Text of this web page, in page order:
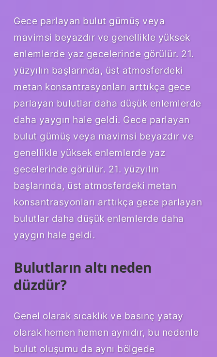
Gece parlayan bulut gümüş veya
mavimsi beyazdır ve genellikle yüksek
enlemlerde yaz gecelerinde görülür. 21.
yüzyılın başlarında, üst atmosferdeki
metan konsantrasyonları arttıkça gece
parlayan bulutlar daha düşük enlemlerde
daha yaygın hale geldi. Gece parlayan
bulut gümüş veya mavimsi beyazdır ve
genellikle yüksek enlemlerde yaz
gecelerinde görülür. 21. yüzyılın
başlarında, üst atmosferdeki metan
konsantrasyonları arttıkça gece parlayan
bulutlar daha düşük enlemlerde daha
yaygın hale geldi.
Bulutların altı neden
düzdür?
Genel olarak sıcaklık ve basınç yatay
olarak hemen hemen aynıdır, bu nedenle
bulut oluşumu da aynı bölgede